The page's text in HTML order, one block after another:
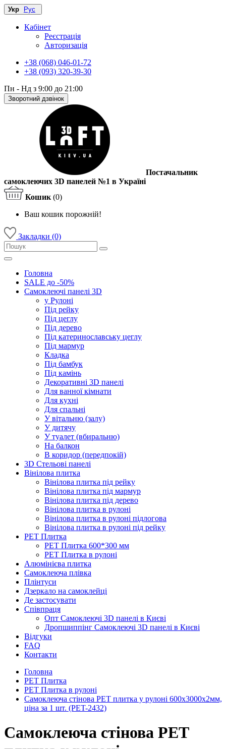
Укр Рус
Кабінет
Реєстрація
Авторизація
+38 (068) 046-01-72
+38 (093) 320-39-30
Пн - Нд з 9:00 до 21:00
Зворотний дзвінок
Постачальник
самоклеючих 3D панелей №1 в Україні
Кошик (0)
Ваш кошик порожній!
Закладки (0)
Головна
SALE до -50%
Самоклеючі панелі 3D
у Рулоні
Під рейку
Під цеглу
Під дерево
Під катеринославську цеглу
Під мармур
Кладка
Під бамбук
Під камінь
Декоративні 3D панелі
Для ванної кімнати
Для кухні
Для спальні
У вітальню (залу)
У дитячу
У туалет (вбиральню)
На балкон
В коридор (передпокій)
3D Стельові панелі
Вінілова плитка
Вінілова плитка під рейку
Вінілова плитка під мармур
Вінілова плитка під дерево
Вінілова плитка в рулоні
Вінілова плитка в рулоні підлогова
Вінілова плитка в рулоні під рейку
PET Плитка
PET Плитка 600*300 мм
PET Плитка в рулоні
Алюмінієва плитка
Самоклеюча плівка
Плінтуси
Дзеркало на самоклейці
Де застосувати
Співпраця
Опт Самоклеючі 3D панелі в Києві
Дропшиппінг Самоклеючі 3D панелі в Києві
Відгуки
FAQ
Контакти
Головна
PET Плитка
PET Плитка в рулоні
Самоклеюча стінова PET плитка у рулоні 600х3000х2мм,
ціна за 1 шт. (PET-2432)
Самоклеюча стінова PET